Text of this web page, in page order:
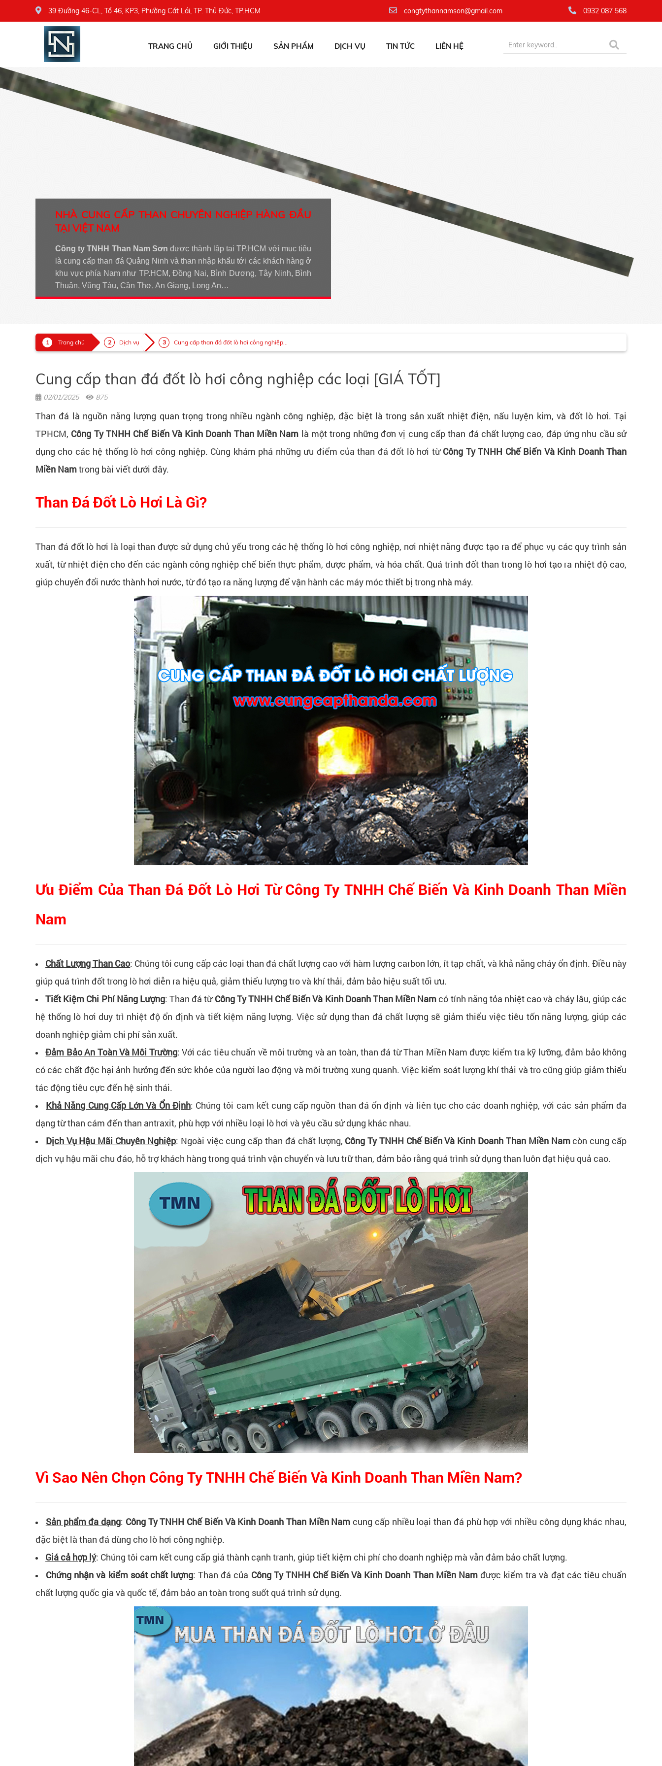
39 Đường 46-CL, Tổ 46, KP3, Phường Cát Lái, TP. Thủ Đức, TP.HCM congtythannamson@gmail.com 0932 087 568
TRANG CHỦ GIỚI THIỆU SẢN PHẨM DỊCH VỤ TIN TỨC LIÊN HỆ
NHÀ CUNG CẤP THAN CHUYÊN NGHIỆP HÀNG ĐẦU
TẠI VIỆT NAM
Công ty TNHH Than Nam Sơnđược thành lập tại TP.HCM với mục tiêu
là cung cấp than đá Quảng Ninh và than nhập khẩu tới các khách hàng ở
khu vực phía Nam như TP.HCM, Đồng Nai, Bình Dương, Tây Ninh, Bình
Thuận, Vũng Tàu, Cần Thơ, An Giang, Long An…
Trang chủ Dịch vụ Cung cấp than đá đốt lò hơi công nghiệp...
Cung cấp than đá đốt lò hơi công nghiệp các loại [GIÁ TỐT]
02/01/2025 875
Than đá là nguồn năng lượng quan trọng trong nhiều ngành công nghiệp, đặc biệt là trong sản xuất nhiệt điện, nấu luyện kim, và đốt lò hơi. Tại
TPHCM, Công Ty TNHH Chế Biến Và Kinh Doanh Than Miền Nam là một trong những đơn vị cung cấp than đá chất lượng cao, đáp ứng nhu cầu sử
dụng cho các hệ thống lò hơi công nghiệp. Cùng khám phá những ưu điểm của than đá đốt lò hơi từ Công Ty TNHH Chế Biến Và Kinh Doanh Than
Miền Namtrong bài viết dưới đây.
Than Đá Đốt Lò Hơi Là Gì?
Than đá đốt lò hơi là loại than được sử dụng chủ yếu trong các hệ thống lò hơi công nghiệp, nơi nhiệt năng được tạo ra để phục vụ các quy trình sản
xuất, từ nhiệt điện cho đến các ngành công nghiệp chế biến thực phẩm, dược phẩm, và hóa chất. Quá trình đốt than trong lò hơi tạo ra nhiệt độ cao,
giúp chuyển đổi nước thành hơi nước, từ đó tạo ra năng lượng để vận hành các máy móc thiết bị trong nhà máy.
Ưu Điểm Của Than Đá Đốt Lò Hơi Từ Công Ty TNHH Chế Biến Và Kinh Doanh Than Miền
Nam
Chất Lượng Than Cao: Chúng tôi cung cấp các loại than đá chất lượng cao với hàm lượng carbon lớn, ít tạp chất, và khả năng cháy ổn định. Điều này
giúp quá trình đốt trong lò hơi diễn ra hiệu quả, giảm thiểu lượng tro và khí thải, đảm bảo hiệu suất tối ưu.
Tiết Kiệm Chi Phí Năng Lượng: Than đá từ Công Ty TNHH Chế Biến Và Kinh Doanh Than Miền Namcó tính năng tỏa nhiệt cao và cháy lâu, giúp các
hệ thống lò hơi duy trì nhiệt độ ổn định và tiết kiệm năng lượng. Việc sử dụng than đá chất lượng sẽ giảm thiểu việc tiêu tốn năng lượng, giúp các
doanh nghiệp giảm chi phí sản xuất.
Đảm Bảo An Toàn Và Môi Trường: Với các tiêu chuẩn về môi trường và an toàn, than đá từ Than Miền Nam được kiểm tra kỹ lưỡng, đảm bảo không
có các chất độc hại ảnh hưởng đến sức khỏe của người lao động và môi trường xung quanh. Việc kiểm soát lượng khí thải và tro cũng giúp giảm thiểu
tác động tiêu cực đến hệ sinh thái.
Khả Năng Cung Cấp Lớn Và Ổn Định: Chúng tôi cam kết cung cấp nguồn than đá ổn định và liên tục cho các doanh nghiệp, với các sản phẩm đa
dạng từ than cám đến than antraxit, phù hợp với nhiều loại lò hơi và yêu cầu sử dụng khác nhau.
Dịch Vụ Hậu Mãi Chuyên Nghiệp: Ngoài việc cung cấp than đá chất lượng, Công Ty TNHH Chế Biến Và Kinh Doanh Than Miền Namcòn cung cấp
dịch vụ hậu mãi chu đáo, hỗ trợ khách hàng trong quá trình vận chuyển và lưu trữ than, đảm bảo rằng quá trình sử dụng than luôn đạt hiệu quả cao.
Vì Sao Nên Chọn Công Ty TNHH Chế Biến Và Kinh Doanh Than Miền Nam?
Sản phẩm đa dạng: Công Ty TNHH Chế Biến Và Kinh Doanh Than Miền Nam cung cấp nhiều loại than đá phù hợp với nhiều công dụng khác nhau,
đặc biệt là than đá dùng cho lò hơi công nghiệp.
Giá cả hợp lý: Chúng tôi cam kết cung cấp giá thành cạnh tranh, giúp tiết kiệm chi phí cho doanh nghiệp mà vẫn đảm bảo chất lượng.
Chứng nhận và kiểm soát chất lượng: Than đá của Công Ty TNHH Chế Biến Và Kinh Doanh Than Miền Namđược kiểm tra và đạt các tiêu chuẩn
chất lượng quốc gia và quốc tế, đảm bảo an toàn trong suốt quá trình sử dụng.